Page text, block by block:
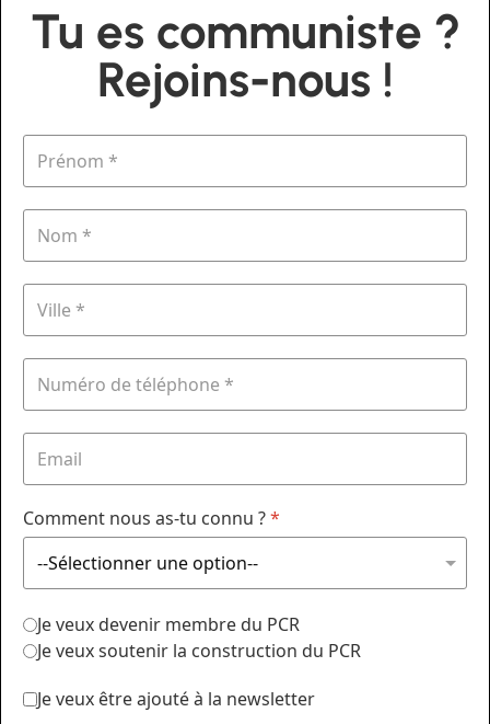
Tu es communiste ?
Rejoins-nous !
Comment nous as-tu connu ?*
Je veux devenir membre du PCR
Je veux soutenir la construction du PCR
Je veux être ajouté à la newsletter